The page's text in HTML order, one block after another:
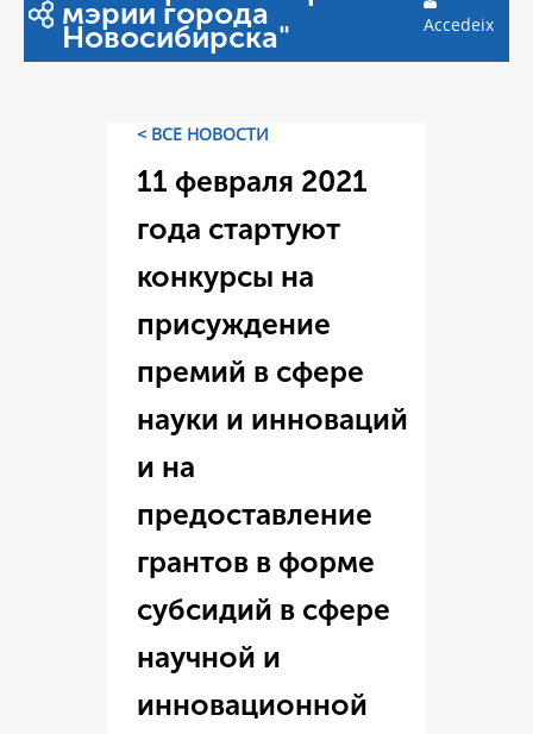
мэрии города
Новосибирска" Accedeix
< ВСЕ НОВОСТИ
11 февраля 2021
года стартуют
конкурсы на
присуждение
премий в сфере
науки и инноваций
и на
предоставление
грантов в форме
субсидий в сфере
научной и
инновационной